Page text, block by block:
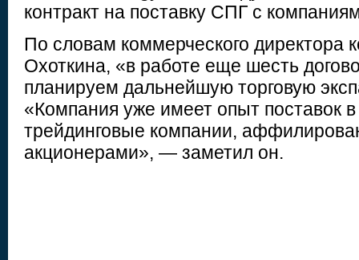
контракт на поставку СПГ с
По словам коммерческого директора
Охоткина, «в работе еще шесть
планируем дальнейшую торговую
«Компания уже имеет опыт поставок в
трейдинговые компании,
акционерами», — заметил он.